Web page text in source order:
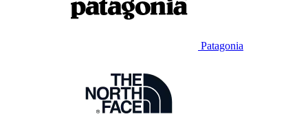
Patagonia